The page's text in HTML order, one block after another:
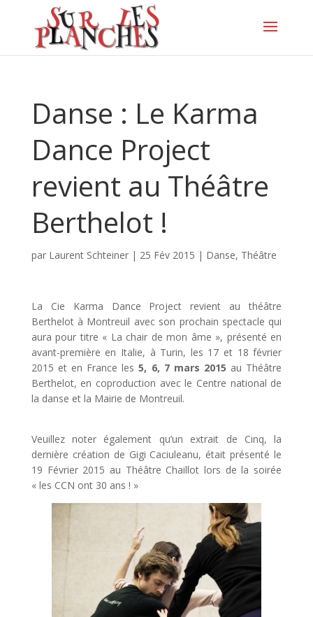
Danse : Le Karma
Dance Project
revient au Théâtre
Berthelot !
par Laurent Schteiner| 25 Fév 2015 | Danse, Théâtre
La Cie Karma Dance Project revient au théâtre
Berthelot à Montreuil avec son prochain spectacle qui
aura pour titre « La chair de mon âme », présenté en
avant-première en Italie, à Turin, les 17 et 18 février
2015 et en France les5, 6, 7 mars 2015 au Théâtre
Berthelot, en coproduction avec le Centre national de
la danse et la Mairie de Montreuil.
Veuillez noter également qu’un extrait de Cinq, la
dernière création de Gigi Caciuleanu, était présenté le
19 Février 2015 au Théâtre Chaillot lors de la soirée
« les CCN ont 30 ans ! »